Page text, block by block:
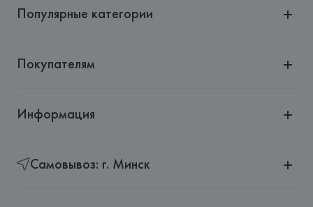
(Barcelona),
Популярные категории
Покупателям
Информация
Самовывоз: г. Минск